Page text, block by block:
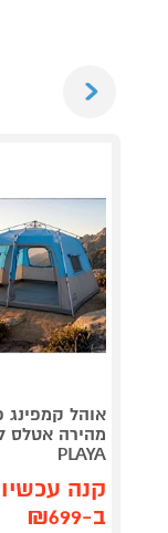
אוהל קמפינג
PLAYA
קנה עכשיו
ב-₪699